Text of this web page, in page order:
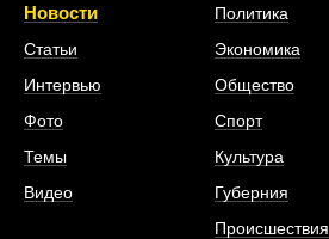
Новости
Статьи
Интервью
Фото
Темы
Видео
Политика
Экономика
Общество
Спорт
Культура
Губерния
Происшествия